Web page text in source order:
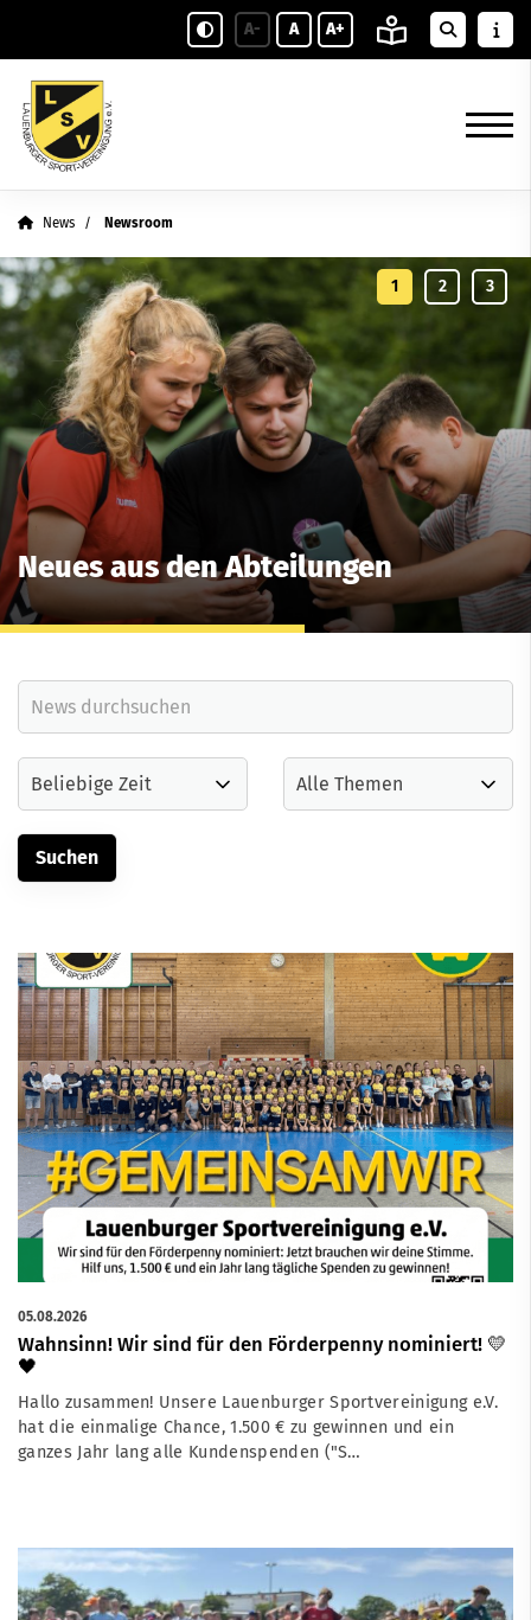
A- A A+
News Newsroom
Neues aus den Abteilungen
05.08.2026
Wahnsinn! Wir sind für den Förderpenny nominiert! 💛
🖤
Hallo zusammen! Unsere Lauenburger Sportvereinigung e.V.
hat die einmalige Chance, 1.500 € zu gewinnen und ein
ganzes Jahr lang alle Kundenspenden ("S…